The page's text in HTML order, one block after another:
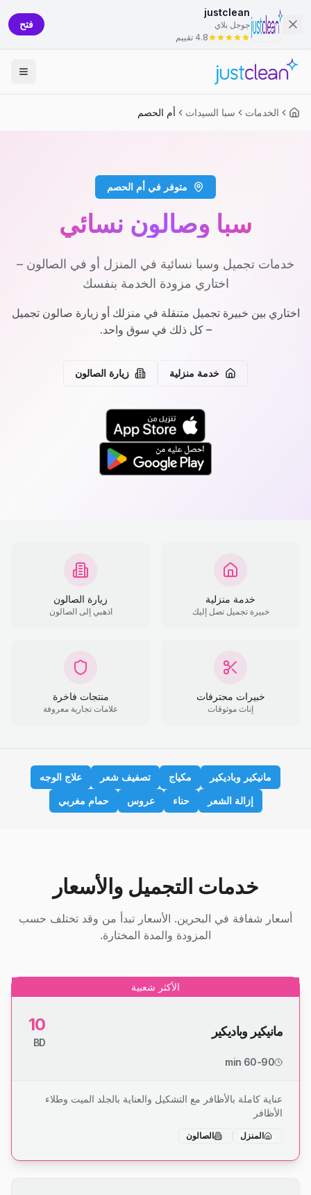
justclean
جوجل بلاي
4.8 تقييم
فتح
الخدمات سبا السيدات أم الحصم
متوفر في أم الحصم
سبا وصالون نسائي
خدمات تجميل وسبا نسائية في المنزل أو في الصالون –
اختاري مزودة الخدمة بنفسك
اختاري بين خبيرة تجميل متنقلة في منزلك أو زيارة صالون تجميل
– كل ذلك في سوق واحد.
خدمة منزلية زيارة الصالون
خدمة منزلية
خبيرة تجميل تصل إليك
زيارة الصالون
اذهبي إلى الصالون
خبيرات محترفات
إناث موثوقات
منتجات فاخرة
علامات تجارية معروفة
مانيكير وباديكير مكياج تصفيف شعر
علاج الوجه
إزالة الشعر
حناء عروس حمام مغربي
خدمات التجميل والأسعار
أسعار شفافة في البحرين. الأسعار تبدأ من وقد تختلف حسب
المزودة والمدة المختارة.
الأكثر شعبية
مانيكير وباديكير 10
BD
60-90 min
عناية كاملة بالأظافر مع التشكيل والعناية بالجلد الميت وطلاء
الأظافر
المنزل الصالون